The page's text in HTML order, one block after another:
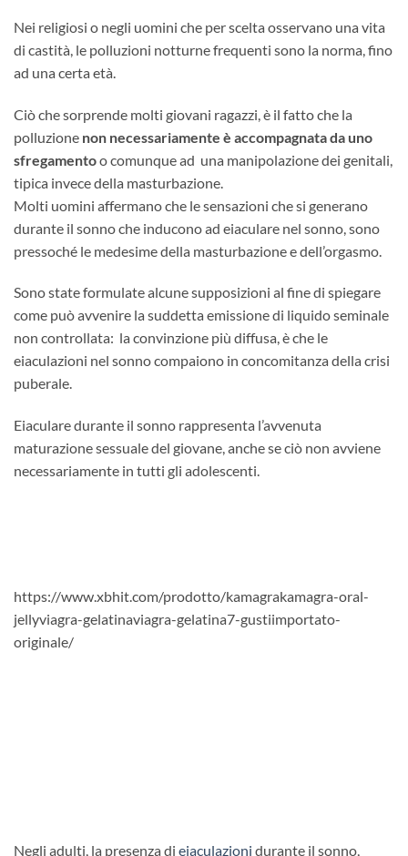
Nei religiosi o negli uomini che per scelta osservano una vita
di castità, le polluzioni notturne frequenti sono la norma, fino
ad una certa età.
Ciò che sorprende molti giovani ragazzi, è il fatto che la
polluzione non necessariamente è accompagnata da uno
sfregamentoo comunque ad una manipolazione dei genitali,
tipica invece della masturbazione.
Molti uomini affermano che le sensazioni che si generano
durante il sonno che inducono ad eiaculare nel sonno, sono
pressoché le medesime della masturbazione e dell’orgasmo.
Sono state formulate alcune supposizioni al fine di spiegare
come può avvenire la suddetta emissione di liquido seminale
non controllata: la convinzione più diffusa, è che le
eiaculazioni nel sonno compaiono in concomitanza della crisi
puberale.
Eiaculare durante il sonno rappresenta l’avvenuta
maturazione sessuale del giovane, anche se ciò non avviene
necessariamente in tutti gli adolescenti.
https://www.xbhit.com/prodotto/kamagrakamagra-oral-
jellyviagra-gelatinaviagra-gelatina7-gustiimportato-
originale/
Negli adulti, la presenza di eiaculazioni durante il sonno,